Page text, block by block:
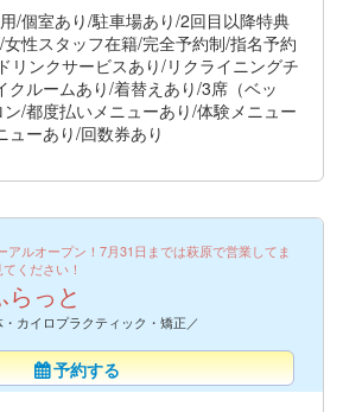
/個室あり/駐車場あり/2回目以降特典
性スタッフ在籍/完全予約制/指名予約
リンクサービスあり/リクライニングチ
クルームあり/着替えあり/3席（ベッ
ン/都度払いメニューあり/体験メニュー
ューあり/回数券あり
アルオープン！7月31日までは萩原で営業してま
ください！
っと
カイロプラクティック・矯正／
予約する